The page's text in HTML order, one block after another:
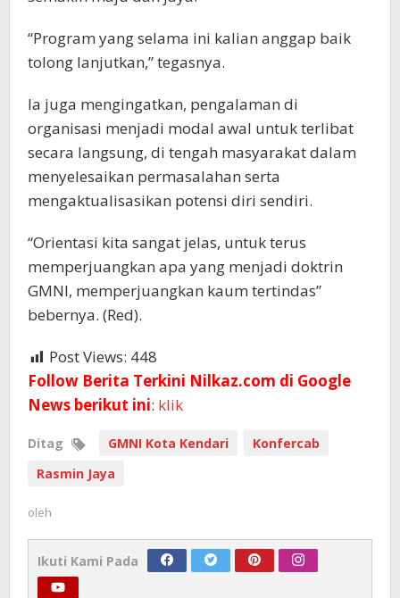
“Program yang selama ini kalian anggap baik
tolong lanjutkan,” tegasnya.
Ia juga mengingatkan, pengalaman di
organisasi menjadi modal awal untuk terlibat
secara langsung, di tengah masyarakat dalam
menyelesaikan permasalahan serta
mengaktualisasikan potensi diri sendiri.
“Orientasi kita sangat jelas, untuk terus
memperjuangkan apa yang menjadi doktrin
GMNI, memperjuangkan kaum tertindas”
bebernya. (Red).
Post Views: 448
Follow Berita Terkini Nilkaz.com di Google
News berikut ini: klik
Ditag GMNI Kota Kendari
Konfercab
Rasmin Jaya
oleh
Ikuti Kami Pada